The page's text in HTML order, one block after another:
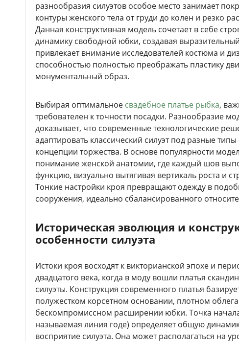
разнообразия силуэтов особое место занимает
контуры женского тела от груди до колен и резко
Данная конструктивная модель сочетает в себе
динамику свободной юбки, создавая
привлекает внимание исследователей костюма и
способностью полностью преображать пластику
монументальный образ.
Выбирая оптимальное свадебное платье рыбка,
требователен к точности посадки. Разнообразие
доказывает, что современные технологические
адаптировать классический силуэт под разные
концепции торжества. В основе популярности
понимание женской анатомии, где каждый шов
функцию, визуально вытягивая вертикаль роста и
Тонкие настройки кроя превращают одежду в
сооружения, идеально сбалансированного
Историческая эволюция и
особенности силуэта
Истоки кроя восходят к викторианской эпохе и
двадцатого века, когда в моду вошли платья
силуэты. Конструкция современного платья
полужестком корсетном основании, плотном
бескомпромиссном расширении юбки. Точка
называемая линия годе) определяет общую
восприятие силуэта. Она может располагаться на